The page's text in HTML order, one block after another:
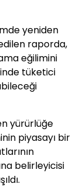
yeniden
raporda,
eğilimini
tüketici
yürürlüğe
piyasayı bir
belirleyicisi